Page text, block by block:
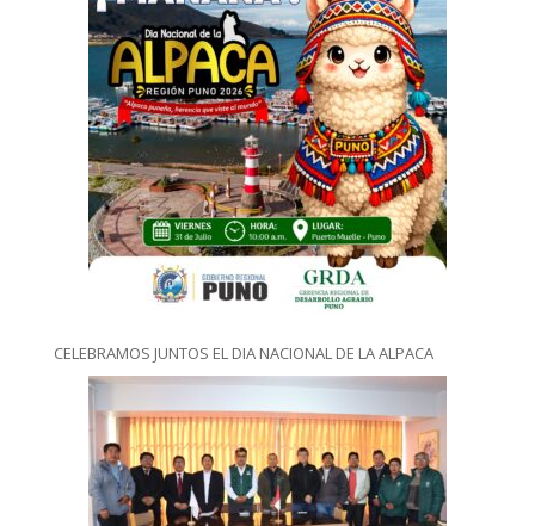
CELEBRAMOS JUNTOS EL DIA NACIONAL DE LA ALPACA